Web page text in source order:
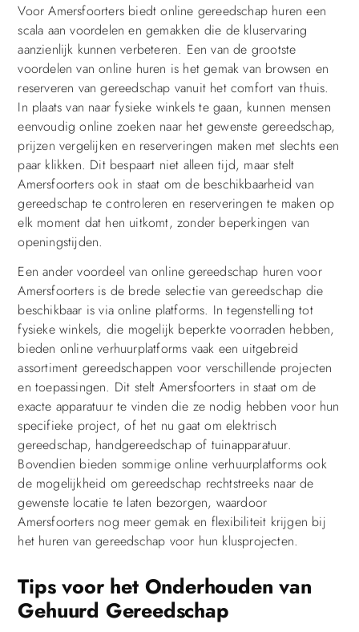
Voor Amersfoorters biedt online gereedschap huren een
scala aan voordelen en gemakken die de kluservaring
aanzienlijk kunnen verbeteren. Een van de grootste
voordelen van online huren is het gemak van browsen en
reserveren van gereedschap vanuit het comfort van thuis.
In plaats van naar fysieke winkels te gaan, kunnen mensen
eenvoudig online zoeken naar het gewenste gereedschap,
prijzen vergelijken en reserveringen maken met slechts een
paar klikken. Dit bespaart niet alleen tijd, maar stelt
Amersfoorters ook in staat om de beschikbaarheid van
gereedschap te controleren en reserveringen te maken op
elk moment dat hen uitkomt, zonder beperkingen van
openingstijden.
Een ander voordeel van online gereedschap huren voor
Amersfoorters is de brede selectie van gereedschap die
beschikbaar is via online platforms. In tegenstelling tot
fysieke winkels, die mogelijk beperkte voorraden hebben,
bieden online verhuurplatforms vaak een uitgebreid
assortiment gereedschappen voor verschillende projecten
en toepassingen. Dit stelt Amersfoorters in staat om de
exacte apparatuur te vinden die ze nodig hebben voor hun
specifieke project, of het nu gaat om elektrisch
gereedschap, handgereedschap of tuinapparatuur.
Bovendien bieden sommige online verhuurplatforms ook
de mogelijkheid om gereedschap rechtstreeks naar de
gewenste locatie te laten bezorgen, waardoor
Amersfoorters nog meer gemak en flexibiliteit krijgen bij
het huren van gereedschap voor hun klusprojecten.
Tips voor het Onderhouden van
Gehuurd Gereedschap